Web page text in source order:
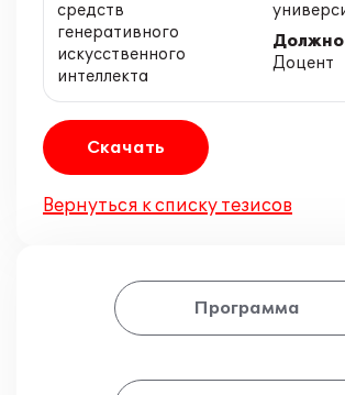
средств
генеративного
искусственного
интеллекта
Доцент
Скачать
Вернуться к списку тезисов
Программа